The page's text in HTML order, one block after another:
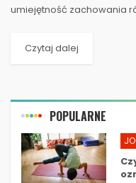
umiejętność zachowania
Czytaj dalej
POPULARNE